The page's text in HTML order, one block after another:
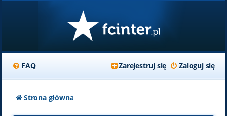
FAQ Zaloguj się
Zarejestruj się
Strona główna